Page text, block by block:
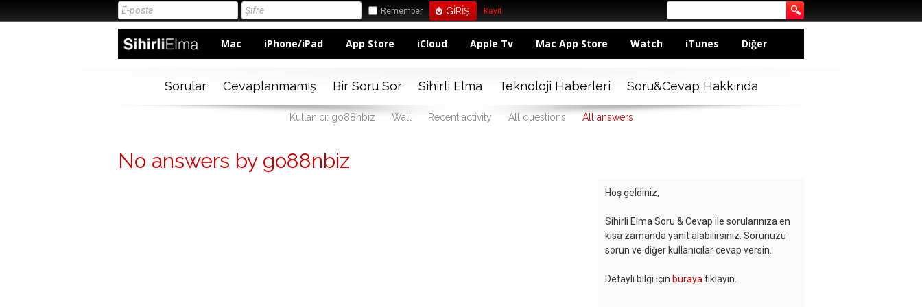
Remember Kayıt
Mac iPhone/iPad App Store iCloud Apple Tv Mac App Store Watch iTunes Diğer
Sorular Cevaplanmamış Bir Soru Sor Sihirli Elma Teknoloji Haberleri Soru&Cevap Hakkında
Kullanıcı: go88nbiz Wall Recent activity All questions All answers
No answers by go88nbiz
Hoş geldiniz,
Sihirli Elma Soru & Cevap ile sorularınıza en
kısa zamanda yanıt alabilirsiniz. Sorunuzu
sorun ve diğer kullanıcılar cevap versin.
Detaylı bilgi için buraya tıklayın.